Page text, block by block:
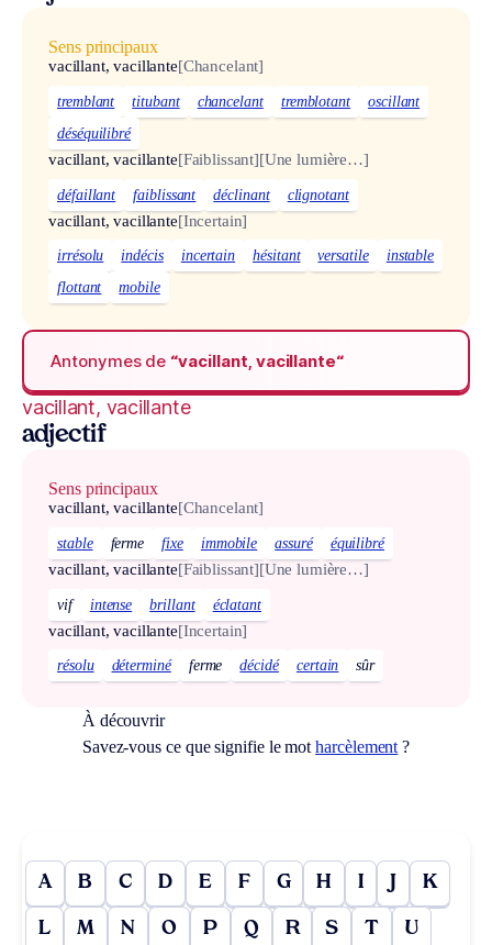
Sens principaux
vacillant, vacillante[Chancelant]
tremblant titubant chancelant tremblotant
oscillant
déséquilibré
vacillant, vacillante[Faiblissant][Une lumière…]
défaillant faiblissant déclinant clignotant
vacillant, vacillante[Incertain]
irrésolu indécis incertain hésitant versatile
instable
flottant
mobile
Antonymes de “vacillant, vacillante“
vacillant, vacillante
adjectif
Sens principaux
vacillant, vacillante[Chancelant]
stable ferme fixe immobile assuré équilibré
vacillant, vacillante[Faiblissant][Une lumière…]
vif intense brillant éclatant
vacillant, vacillante[Incertain]
résolu déterminé ferme décidé certain sûr
À découvrir
Savez-vous ce que signifie le motharcèlement ?
A B C D E F G H I J K
L M N O P Q R S T U